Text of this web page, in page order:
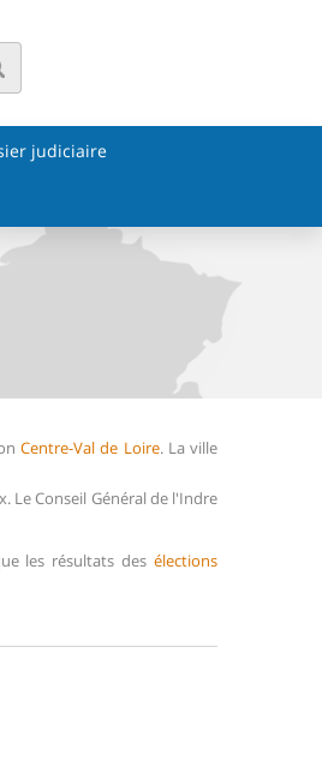
judiciaire
Centre-Val de Loire. La ville
Le Conseil Général de l'Indre
les résultats des élections